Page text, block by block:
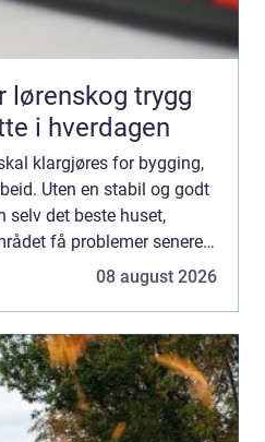
trygg
i hverdagen
klargjøres for bygging,
Uten en stabil og godt
selv det beste huset,
få problemer senere. I
tele og mye nedbør...
08 august 2026